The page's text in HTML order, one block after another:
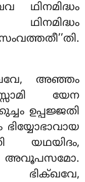
ഥിനമിദ്ധം
ഥിനമിദ്ധം
അഞ്ഞം
യേന
ഉപ്പജ്ജതി
ഭിയ്യോഭാവായ
യഥയിദം,
അവൂപസമോ.
ഭിക്ഖവേ,